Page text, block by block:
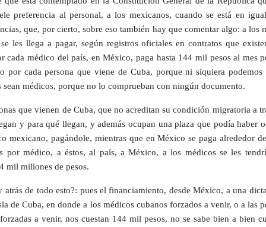
preferencia al personal, a los mexicanos, cuando se está en
que, por cierto, sobre eso también hay que comentar algo: a los
les llega a pagar, según registros oficiales en contratos que
cada médico del país, en México, paga hasta 144 mil pesos al mes
por cada persona que viene de Cuba, porque ni siquiera podemos
sean médicos, porque no lo comprueban con ningún documento.
que vienen de Cuba, que no acreditan su condición migratoria a
y para qué llegan, y además ocupan una plaza que podía haber
mexicano, pagándole, mientras que en México se paga alrededor
por médico, a éstos, al país, a México, a los médicos se les
mil millones de pesos.
atrás de todo esto?: pues el financiamiento, desde México, a una
de Cuba, en donde a los médicos cubanos forzados a venir, o a las
a venir, nos cuestan 144 mil pesos, no se sabe bien a bien